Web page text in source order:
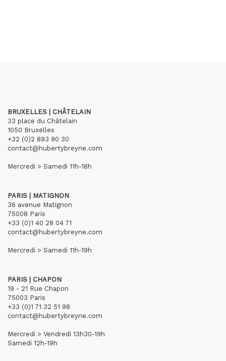
BRUXELLES | CHÂTELAIN
33 place du Châtelain
1050 Bruxelles
+32 (0)2 893 90 30
contact@hubertybreyne.com
Mercredi > Samedi 11h-18h
PARIS | MATIGNON
36 avenue Matignon
75008 Paris
+33 (0)1 40 28 04 71
contact@hubertybreyne.com
Mercredi > Samedi 11h-19h
PARIS | CHAPON
19 - 21 Rue Chapon
75003 Paris
+33 (0)1 71 32 51 98
contact@hubertybreyne.com
Mercredi > Vendredi 13h30-19h
Samedi 12h-19h